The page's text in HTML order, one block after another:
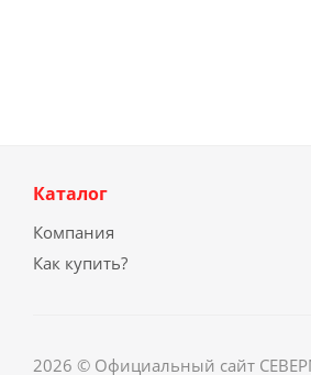
Каталог
Компания
Как купить?
2026 © Официальный сайт